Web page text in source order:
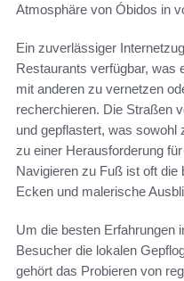
Atmosphäre von Óbidos in
Ein zuverlässiger
Restaurants verfügbar, was
mit anderen zu vernetzen
recherchieren. Die Straßen
und gepflastert, was
zu einer Herausforderung
Navigieren zu Fuß ist oft
Ecken und malerische
Um die besten Erfahrungen
Besucher die lokalen
gehört das Probieren von